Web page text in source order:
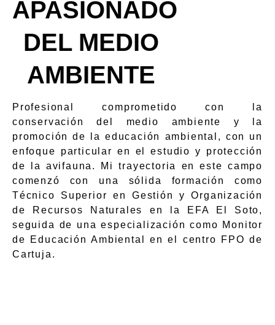
APASIONADO
DEL MEDIO
AMBIENTE
Profesional comprometido con la
conservación del medio ambiente y la
promoción de la educación ambiental, con un
enfoque particular en el estudio y protección
de la avifauna. Mi trayectoria en este campo
comenzó con una sólida formación como
Técnico Superior en Gestión y Organización
de Recursos Naturales en la EFA El Soto,
seguida de una especialización como Monitor
de Educación Ambiental en el centro FPO de
Cartuja.